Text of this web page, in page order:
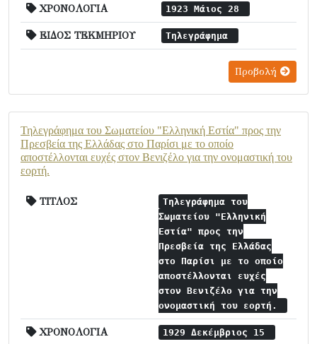
ΧΡΟΝΟΛΟΓΙΑ 1923 Μάιος 28
ΕΙΔΟΣ ΤΕΚΜΗΡΙΟΥ Τηλεγράφημα
Προβολή
Τηλεγράφημα του Σωματείου "Ελληνική Εστία" προς την
Πρεσβεία της Ελλάδας στο Παρίσι με το οποίο
αποστέλλονται ευχές στον Βενιζέλο για την ονομαστική του
εορτή.
ΤΙΤΛΟΣ
Τηλεγράφημα του
Σωματείου "Ελληνική
Εστία" προς την
Πρεσβεία της Ελλάδας
στο Παρίσι με το οποίο
αποστέλλονται ευχές
στον Βενιζέλο για την
ονομαστική του εορτή.
ΧΡΟΝΟΛΟΓΙΑ 1929 Δεκέμβριος 15